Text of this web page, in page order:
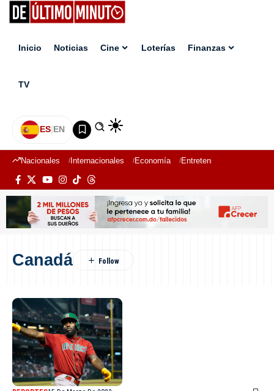
Inicio Noticias Cine Loterías Finanzas
TV
ES|EN
Nacionales Internacionales Economía Entretenimiento
Canadá